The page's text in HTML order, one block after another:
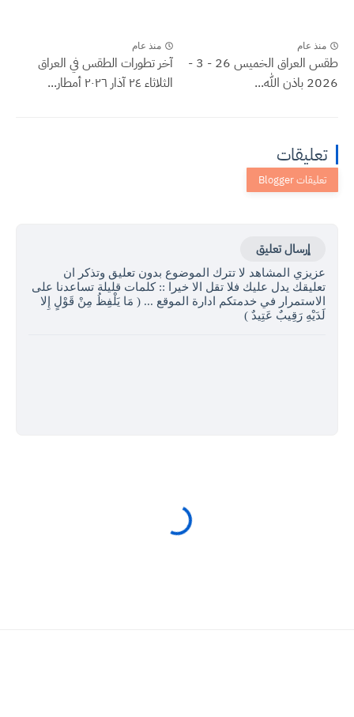
منذ عام
طقس العراق الخميس 26 - 3 -
2026 باذن الله...
منذ عام
آخر تطورات الطقس في العراق
الثلاثاء ٢٤ آذار ٢٠٢٦ أمطار...
تعليقات
إرسال تعليق
عزيزي المشاهد لا تترك الموضوع بدون تعليق وتذكر ان
تعليقك يدل عليك فلا تقل الا خيرا :: كلمات قليلة تساعدنا على
الاستمرار في خدمتكم ادارة الموقع ... ( مَا يَلْفِظُ مِنْ قَوْلٍ إِلا
لَدَيْهِ رَقِيبٌ عَتِيدٌ )